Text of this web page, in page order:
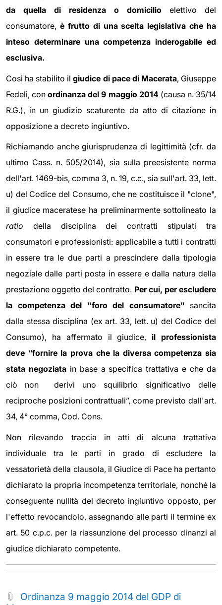
da quella di residenza o domicilio elettivo del
consumatore, è frutto di una scelta legislativa che ha
inteso determinare una competenza inderogabile ed
esclusiva.
Così ha stabilito ilgiudice di pace di Macerata, Giuseppe
Fedeli, conordinanza del 9 maggio 2014(causa n. 35/14
R.G.), in un giudizio scaturente da atto di citazione in
opposizione a decreto ingiuntivo.
Richiamando anche giurisprudenza di legittimità (cfr. da
ultimo Cass. n. 505/2014), sia sulla preesistente norma
dell'art. 1469-bis, comma 3, n. 19, c.c., sia sull'art. 33, lett.
u) del Codice del Consumo, che ne costituisce il "clone",
il giudice maceratese ha preliminarmente sottolineato la
ratio della disciplina dei contratti stipulati tra
consumatori e professionisti: applicabile a tutti i contratti
in essere tra le due parti a prescindere dalla tipologia
negoziale dalle parti posta in essere e dalla natura della
prestazione oggetto del contratto. Per cui, per escludere
la competenza del "foro del consumatore" sancita
dalla stessa disciplina (ex art. 33, lett. u) del Codice del
Consumo), ha affermato il giudice, il professionista
deve “fornire la prova che la diversa competenza sia
stata negoziatain base a specifica trattativa e che da
ciò non derivi uno squilibrio significativo delle
reciproche posizioni contrattuali”, come previsto dall'art.
34, 4° comma, Cod. Cons.
Non rilevando traccia in atti di alcuna trattativa
individuale tra le parti in grado di escludere la
vessatorietà della clausola, il Giudice di Pace ha pertanto
dichiarato la propria incompetenza territoriale, nonché la
conseguente nullità del decreto ingiuntivo opposto, per
l'effetto revocandolo, assegnando alle parti il termine ex
art. 50 c.p.c. per la riassunzione del processo dinanzi al
giudice dichiarato competente.
Ordinanza 9 maggio 2014 del GDP di